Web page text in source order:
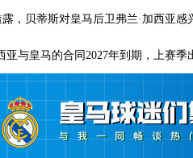
，贝蒂斯对皇马后卫弗兰·加西亚
亚与皇马的合同2027年到期，上赛季